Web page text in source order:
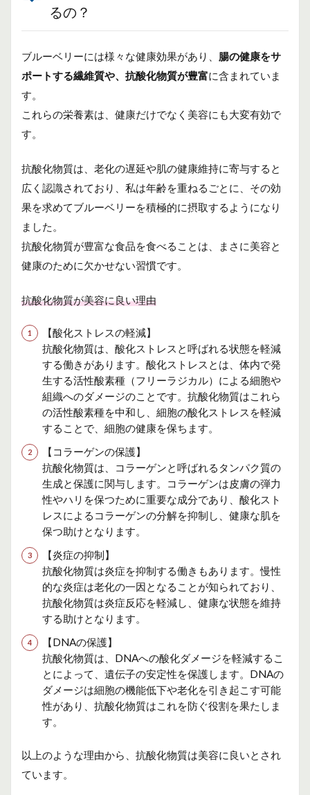
るの？
ブルーベリーには様々な健康効果があり、 腸の健康をサ
ポートする繊維質や、抗酸化物質が豊富に含まれていま
す。
これらの栄養素は、健康だけでなく美容にも大変有効で
す。
抗酸化物質は、老化の遅延や肌の健康維持に寄与すると
広く認識されており、私は年齢を重ねるごとに、その効
果を求めてブルーベリーを積極的に摂取するようになり
ました。
抗酸化物質が豊富な食品を食べることは、まさに美容と
健康のために欠かせない習慣です。
抗酸化物質が美容に良い理由
【酸化ストレスの軽減】
抗酸化物質は、酸化ストレスと呼ばれる状態を軽減
する働きがあります。酸化ストレスとは、体内で発
生する活性酸素種（フリーラジカル）による細胞や
組織へのダメージのことです。抗酸化物質はこれら
の活性酸素種を中和し、細胞の酸化ストレスを軽減
することで、細胞の健康を保ちます。
【コラーゲンの保護】
抗酸化物質は、コラーゲンと呼ばれるタンパク質の
生成と保護に関与します。コラーゲンは皮膚の弾力
性やハリを保つために重要な成分であり、酸化スト
レスによるコラーゲンの分解を抑制し、健康な肌を
保つ助けとなります。
【炎症の抑制】
抗酸化物質は炎症を抑制する働きもあります。慢性
的な炎症は老化の一因となることが知られており、
抗酸化物質は炎症反応を軽減し、健康な状態を維持
する助けとなります。
【DNAの保護】
抗酸化物質は、DNAへの酸化ダメージを軽減するこ
とによって、遺伝子の安定性を保護します。DNAの
ダメージは細胞の機能低下や老化を引き起こす可能
性があり、抗酸化物質はこれを防ぐ役割を果たしま
す。
以上のような理由から、抗酸化物質は美容に良いとされ
ています。